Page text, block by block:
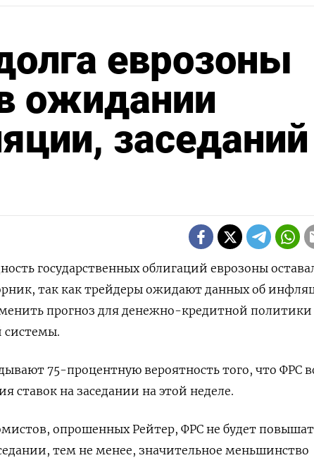
еврозоны
ожидании
заседаний
государственных облигаций еврозоны
так как трейдеры ожидают данных об
прогноз для денежно-кредитной политики
системы.
75-процентную вероятность того, что ФРС
ставок на заседании на этой неделе.
опрошенных Рейтер, ФРС не будет
тем не менее, значительное меньшинство